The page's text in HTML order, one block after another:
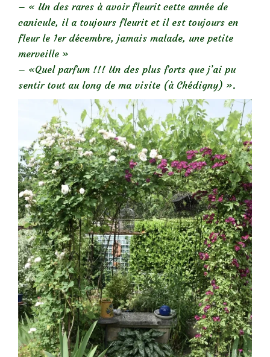
– « Un des rares à avoir fleurit cette année de
canicule, il a toujours fleurit et il est toujours en
fleur le 1er décembre, jamais malade, une petite
merveille »
– «Quel parfum !!! Un des plus forts que j’ai pu
sentir tout au long de ma visite (à Chédigny) ».